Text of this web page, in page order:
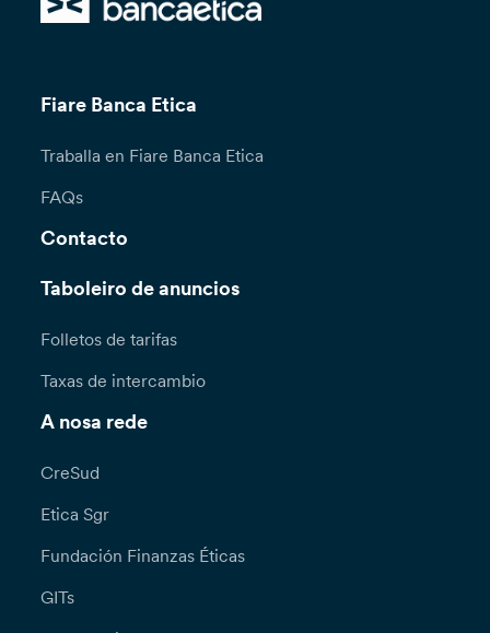
Fiare Banca Etica
Traballa en Fiare Banca Etica
FAQs
Contacto
Taboleiro de anuncios
Folletos de tarifas
Taxas de intercambio
A nosa rede
CreSud
Etica Sgr
Fundación Finanzas Éticas
GITs